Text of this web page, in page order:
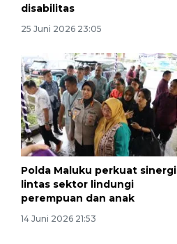
disabilitas
25 Juni 2026 23:05
Polda Maluku perkuat sinergi
lintas sektor lindungi
perempuan dan anak
14 Juni 2026 21:53